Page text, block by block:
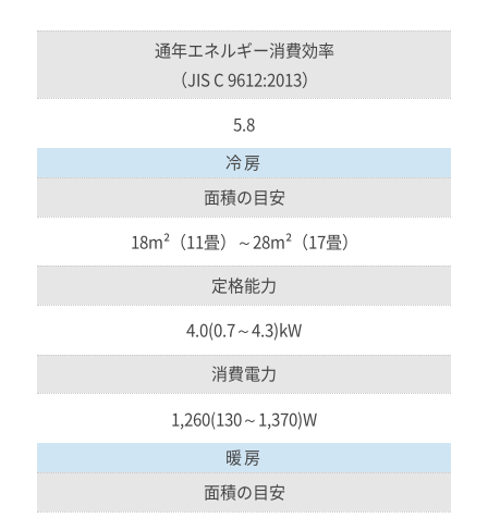
通年エネルギー消費効率
（JIS C 9612:2013）
5.8
冷房
面積の目安
18m²（11畳）～28m²（17畳）
定格能力
4.0(0.7～4.3)kW
消費電力
1,260(130～1,370)W
暖房
面積の目安